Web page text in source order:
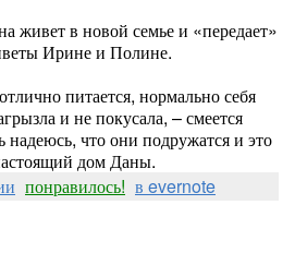
живет в новой семье и «передает»
Ирине и Полине.
питается, нормально себя
и не покусала, – смеется
надеюсь, что они подружатся и это
дом Даны.
понравилось! в evernote